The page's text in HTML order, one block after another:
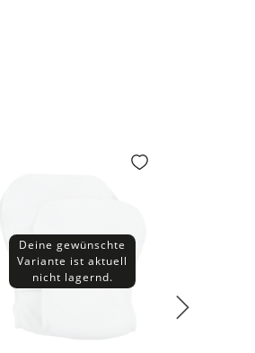
Deine gewünschte
Variante ist aktuell
nicht lagernd.